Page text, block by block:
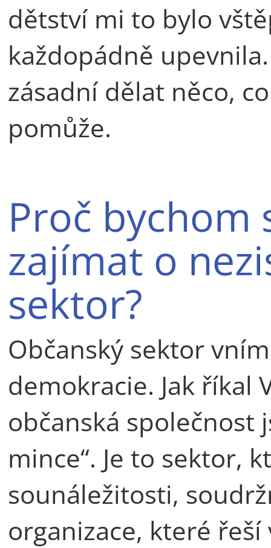
dětství mi to bylo
každopádně
zásadní dělat něco,
pomůže.
Proč bychom
zajímat o
sektor?
Občanský sektor
demokracie. Jak říkal
občanská společnost
mince“. Je to sektor,
sounáležitosti,
organizace, které